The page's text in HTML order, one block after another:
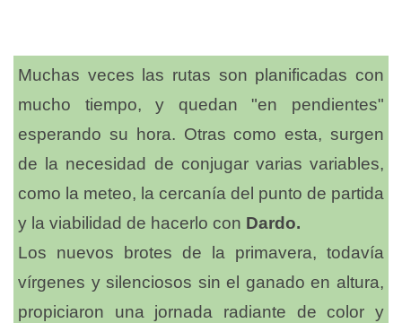
Muchas veces las rutas son planificadas con
mucho tiempo, y quedan "en pendientes"
esperando su hora. Otras como esta, surgen
de la necesidad de conjugar varias variables,
como la meteo, la cercanía del punto de partida
y la viabilidad de hacerlo con Dardo.
Los nuevos brotes de la primavera, todavía
vírgenes y silenciosos sin el ganado en altura,
propiciaron una jornada radiante de color y